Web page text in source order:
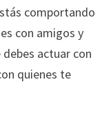
comportando
con amigos y
actuar con
quienes te